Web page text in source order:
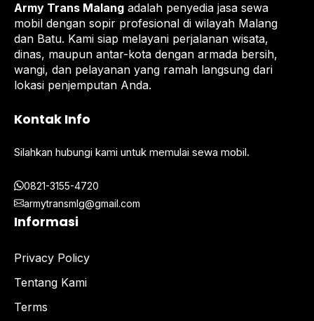
Army Trans Malang adalah penyedia jasa sewa
mobil dengan sopir profesional di wilayah Malang
dan Batu. Kami siap melayani perjalanan wisata,
dinas, maupun antar-kota dengan armada bersih,
wangi, dan pelayanan yang ramah langsung dari
lokasi penjemputan Anda.
Kontak Info
Silahkan hubungi kami untuk memulai sewa mobil.
0821-3155-4720
armytransmlg@gmail.com
Informasi
Privacy Policy
Tentang Kami
Terms